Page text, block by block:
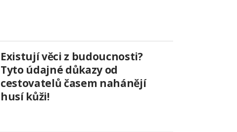
Existují věci z budoucnosti?
Tyto údajné důkazy od
cestovatelů časem nahánějí
husí kůži!